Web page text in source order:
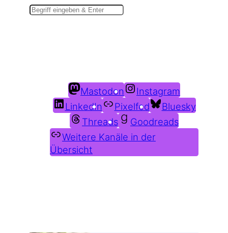
Mastodon
Instagram
LinkedIn
Pixelfed
Bluesky
Threads
Goodreads
Weitere Kanäle in der
Übersicht